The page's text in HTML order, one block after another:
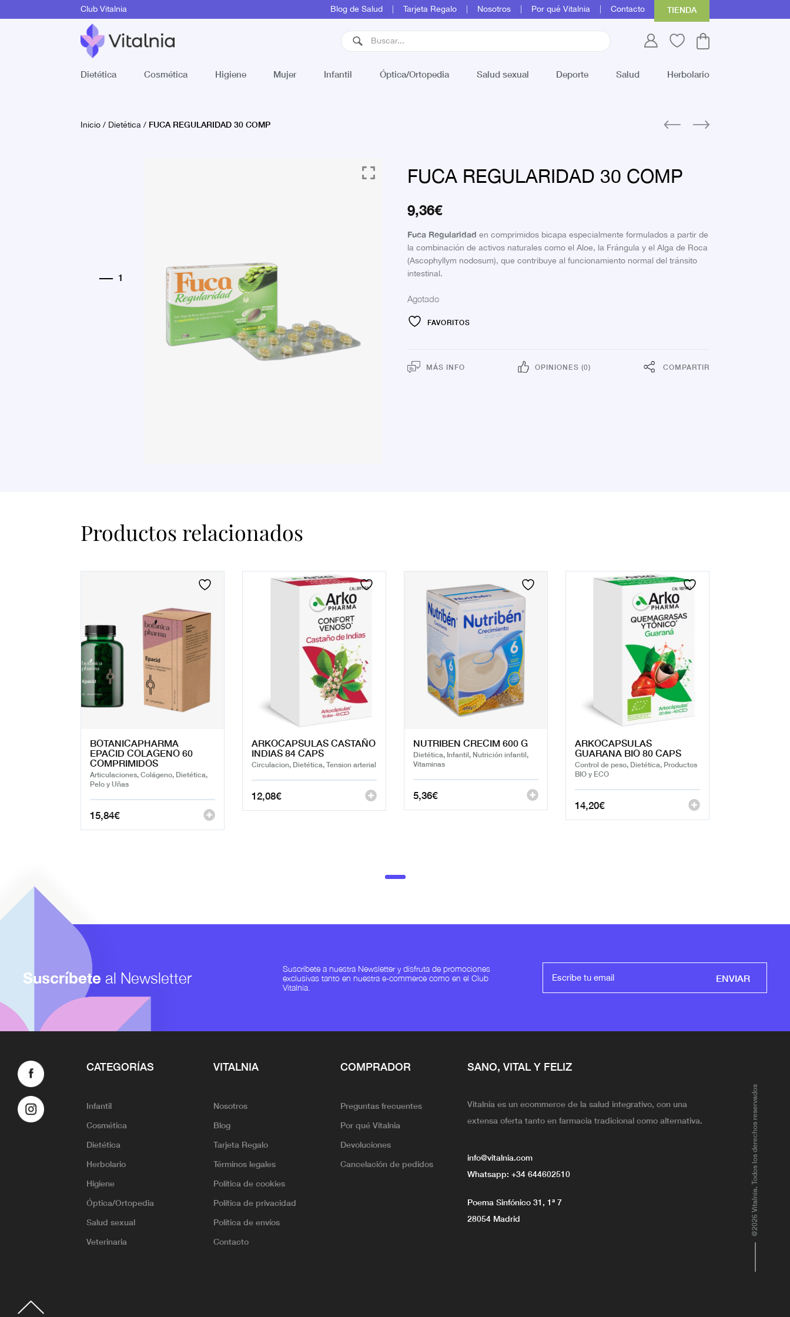
Club Vitalnia Blog de Salud Tarjeta Regalo Nosotros Por qué Vitalnia Contacto TIENDA
Dietética Cosmética Higiene Mujer Infantil Óptica/Ortopedia Salud sexual Deporte Salud Herbolario
Inicio/ Dietética/ FUCA REGULARIDAD 30 COMP
FUCA REGULARIDAD 30 COMP
9,36€
Fuca Regularidaden comprimidos bicapa especialmente formulados a partir de
la combinación de activos naturales como el Aloe, la Frángula y el Alga de Roca
(Ascophyllym nodosum), que contribuye al funcionamiento normal del tránsito
intestinal.
Agotado
FAVORITOS
MÁS INFO OPINIONES (0) COMPARTIR
Productos relacionados
BOTANICAPHARMA
EPACID COLAGENO 60
COMPRIMIDOS
Articulaciones, Colágeno, Dietética,
Pelo y Uñas
15,84€
ARKOCAPSULAS CASTAÑO
INDIAS 84 CAPS
Circulacion, Dietética, Tension arterial
12,08€
NUTRIBEN CRECIM 600 G
Dietética, Infantil, Nutrición infantil,
Vitaminas
5,36€
ARKOCAPSULAS
GUARANA BIO 80 CAPS
Control de peso, Dietética, Productos
BIO y ECO
14,20€
Suscríbete al Newsletter
Suscríbete a nuestra Newsletter y disfruta de promociones
exclusivas tanto en nuestra e-commerce como en el Club
Vitalnia.
ENVIAR
CATEGORÍAS
Infantil
Cosmética
Dietética
Herbolario
Higiene
Óptica/Ortopedia
Salud sexual
Veterinaria
VITALNIA
Nosotros
Blog
Tarjeta Regalo
Términos legales
Política de cookies
Política de privacidad
Política de envíos
Contacto
COMPRADOR
Preguntas frecuentes
Por qué Vitalnia
Devoluciones
Cancelación de pedidos
SANO, VITAL Y FELIZ
Vitalnia es un ecommerce de la salud integrativo, con una
extensa oferta tanto en farmacia tradicional como alternativa.
info@vitalnia.com
Whatsapp: +34 644602510
Poema Sinfónico 31, 1ª 7
28054 Madrid
@2026 Vitalnia. Todos los derechos reservados